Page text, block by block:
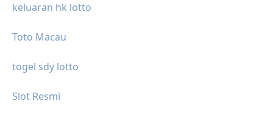
keluaran hk lotto
Toto Macau
togel sdy lotto
Slot Resmi